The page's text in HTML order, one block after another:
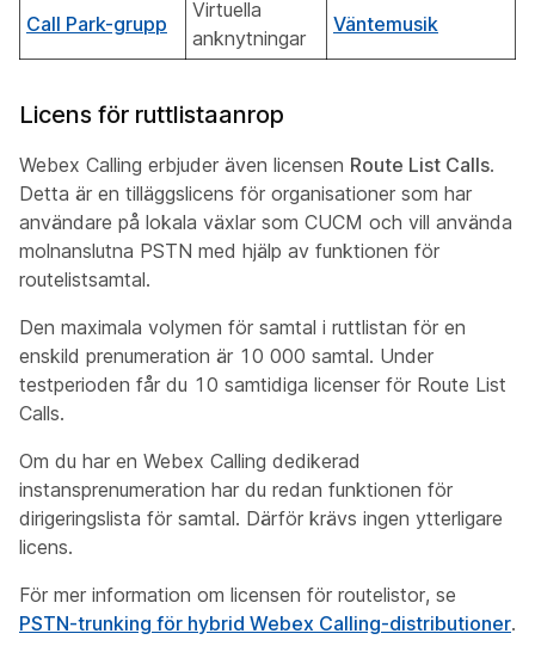
Call Park-grupp
Virtuella
anknytningar
Väntemusik
Licens för ruttlistaanrop
Webex Calling erbjuder även licensen Route List Calls.
Detta är en tilläggslicens för organisationer som har
användare på lokala växlar som CUCM och vill använda
molnanslutna PSTN med hjälp av funktionen för
routelistsamtal.
Den maximala volymen för samtal i ruttlistan för en
enskild prenumeration är 10 000 samtal. Under
testperioden får du 10 samtidiga licenser för Route List
Calls.
Om du har en Webex Calling dedikerad
instansprenumeration har du redan funktionen för
dirigeringslista för samtal. Därför krävs ingen ytterligare
licens.
För mer information om licensen för routelistor, se
PSTN-trunking för hybrid Webex Calling-distributioner.